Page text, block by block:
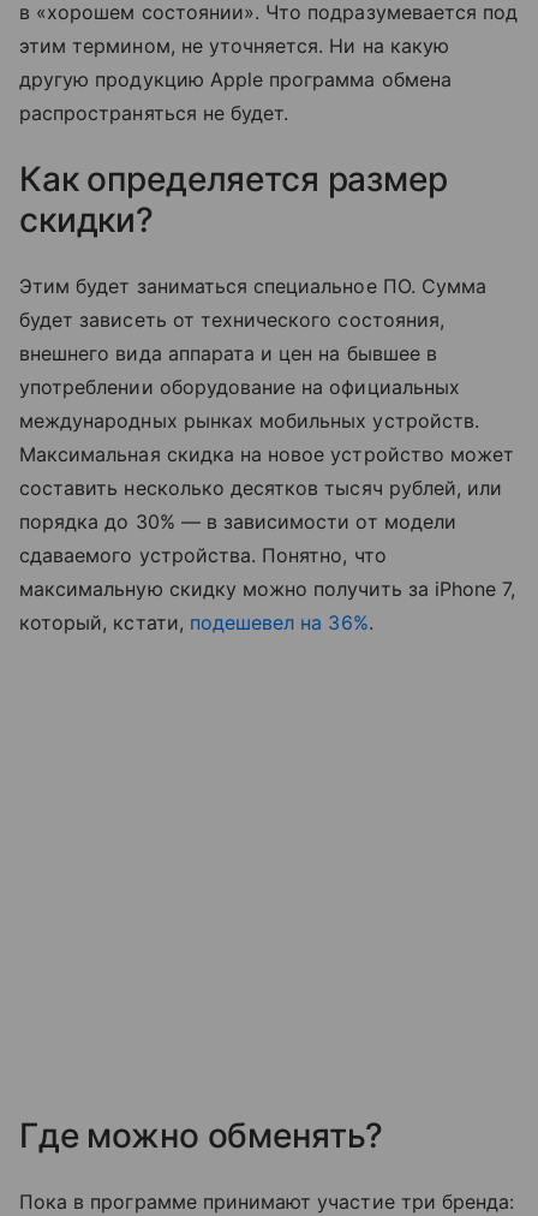
в «хорошем состоянии». Что подразумевается под
этим термином, не уточняется. Ни на какую
другую продукцию Apple программа обмена
распространяться не будет.
Как определяется размер
скидки?
Этим будет заниматься специальное ПО. Сумма
будет зависеть от технического состояния,
внешнего вида аппарата и цен на бывшее в
употреблении оборудование на официальных
международных рынках мобильных устройств.
Максимальная скидка на новое устройство может
составить несколько десятков тысяч рублей, или
порядка до 30% — в зависимости от модели
сдаваемого устройства. Понятно, что
максимальную скидку можно получить за iPhone 7,
который, кстати, подешевел на 36%.
Где можно обменять?
Пока в программе принимают участие три бренда: